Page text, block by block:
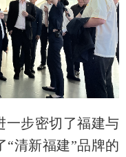
一步密切了福建与
“清新福建”品牌的